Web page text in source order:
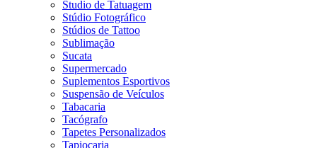
Studio de Tatuagem
Stúdio Fotográfico
Stúdios de Tattoo
Sublimação
Sucata
Supermercado
Suplementos Esportivos
Suspensão de Veículos
Tabacaria
Tacógrafo
Tapetes Personalizados
Tapiocaria